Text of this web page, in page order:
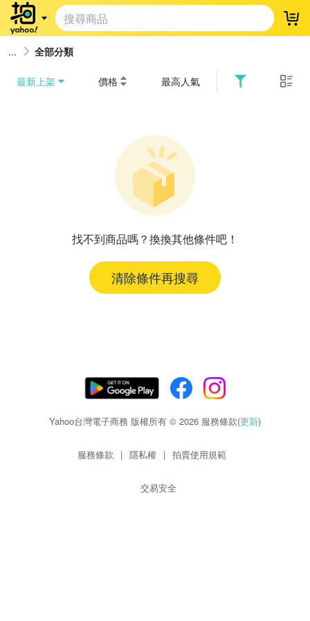
登
全部分類
最新上架 價格 最高人氣
找不到商品嗎？換換其他條件吧！
清除條件再搜尋
Yahoo台灣電子商務 版權所有 © 2026 服務條款(更新)
服務條款 | 隱私權 | 拍賣使用規範
交易安全